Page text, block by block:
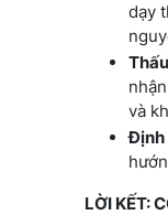
dạy
và
Định
LỜI KẾT: